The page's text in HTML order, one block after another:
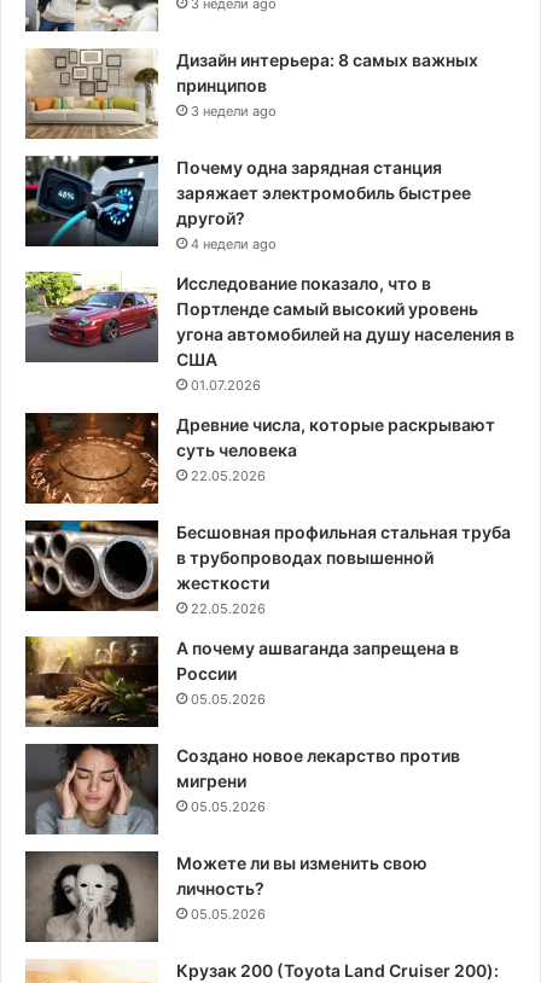
Дизайн интерьера: 8 самых важных
принципов
3 недели ago
Почему одна зарядная станция
заряжает электромобиль быстрее
другой?
4 недели ago
Исследование показало, что в
Портленде самый высокий уровень
угона автомобилей на душу населения в
США
01.07.2026
Древние числа, которые раскрывают
суть человека
22.05.2026
Бесшовная профильная стальная труба
в трубопроводах повышенной
жесткости
22.05.2026
А почему ашваганда запрещена в
России
05.05.2026
Создано новое лекарство против
мигрени
05.05.2026
Можете ли вы изменить свою
личность?
05.05.2026
Крузак 200 (Toyota Land Cruiser 200):